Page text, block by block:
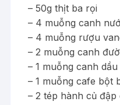
– 50g thịt ba rọi
– 4 muỗng canh
– 4 muỗng rượu
– 2 muỗng canh
– 1 muỗng canh
– 1 muỗng cafe bột
– 2 tép hành củ